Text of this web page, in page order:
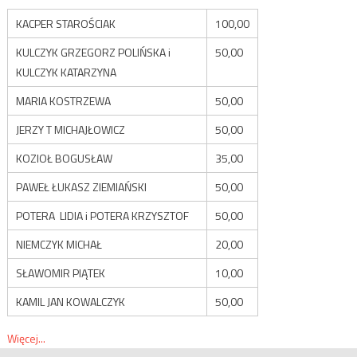
KACPER STAROŚCIAK
100,00
KULCZYK GRZEGORZ POLIŃSKA i
KULCZYK KATARZYNA
50,00
MARIA KOSTRZEWA
50,00
JERZY T MICHAJŁOWICZ
50,00
KOZIOŁ BOGUSŁAW
35,00
PAWEŁ ŁUKASZ ZIEMIAŃSKI
50,00
POTERA LIDIA i POTERA KRZYSZTOF
50,00
NIEMCZYK MICHAŁ
20,00
SŁAWOMIR PIĄTEK
10,00
KAMIL JAN KOWALCZYK
50,00
Więcej...